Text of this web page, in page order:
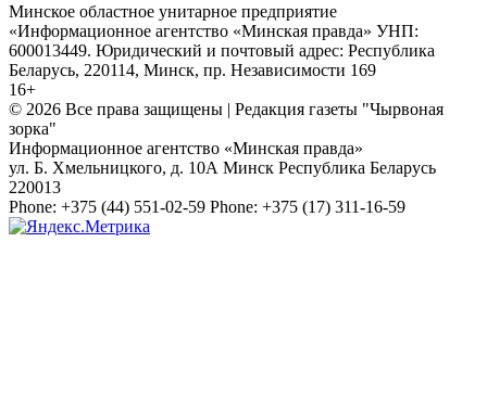
Минское областное унитарное предприятие
«Информационное агентство «Минская правда» УНП:
600013449. Юридический и почтовый адрес: Республика
Беларусь, 220114, Минск, пр. Независимости 169
16+
© 2026 Все права защищены | Редакция газеты "Чырвоная
зорка"
Информационное агентство «Минская правда»
ул. Б. Хмельницкого, д. 10А Минск Республика Беларусь
220013
Phone: +375 (44) 551-02-59 Phone: +375 (17) 311-16-59